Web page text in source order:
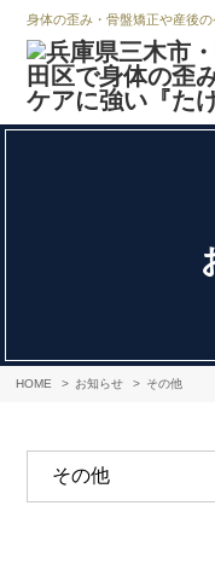
身体の歪み・骨盤矯正や産後
HOME お知らせ その他